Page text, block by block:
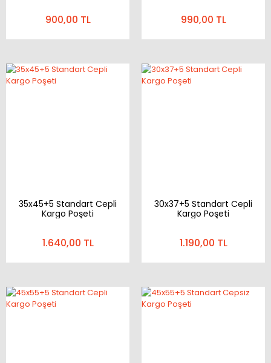
900,00 TL 990,00 TL
35x45+5 Standart Cepli
Kargo Poşeti
1.640,00 TL
30x37+5 Standart Cepli
Kargo Poşeti
1.190,00 TL